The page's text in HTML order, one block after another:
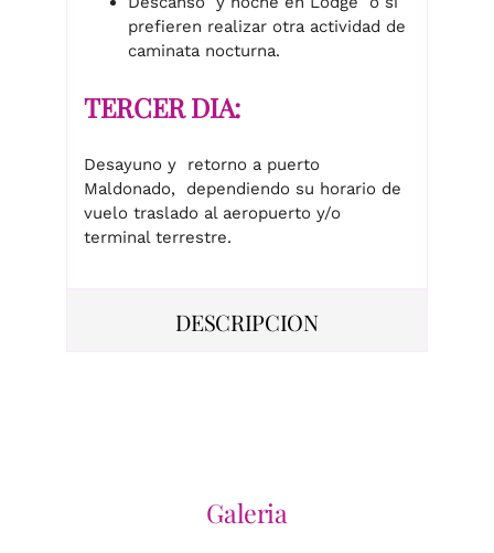
prefieren realizar otra actividad de
caminata nocturna.
TERCER DIA:
Desayuno y retorno a puerto
Maldonado, dependiendo su horario de
vuelo traslado al aeropuerto y/o
terminal terrestre.
DESCRIPCION
Galeria